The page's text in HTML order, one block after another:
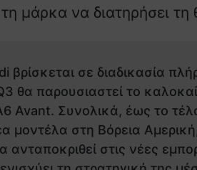
μάρκα να διατηρήσει
βρίσκεται σε διαδικασία
θα παρουσιαστεί το
Avant. Συνολικά, έως το
μοντέλα στη Βόρεια
ανταποκριθεί στις νέες